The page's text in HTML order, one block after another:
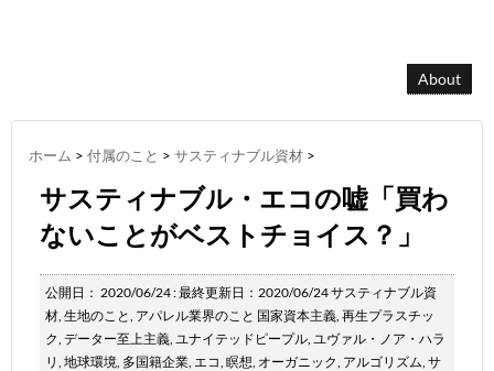
About
ホーム > 付属のこと > サスティナブル資材 >
サスティナブル・エコの嘘「買わ
ないことがベストチョイス？」
公開日： 2020/06/24: 最終更新日：2020/06/24サスティナブル資
材, 生地のこと, アパレル業界のこと 国家資本主義, 再生プラスチッ
ク, データー至上主義, ユナイテッドピープル, ユヴァル・ノア・ハラ
リ , 地球環境, 多国籍企業, エコ, 瞑想, オーガニック, アルゴリズム, サ